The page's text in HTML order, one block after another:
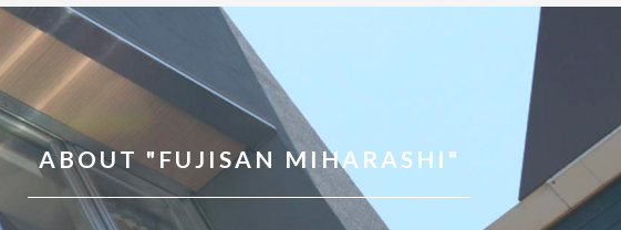
ABOUT "FUJISAN MIHARASHI"